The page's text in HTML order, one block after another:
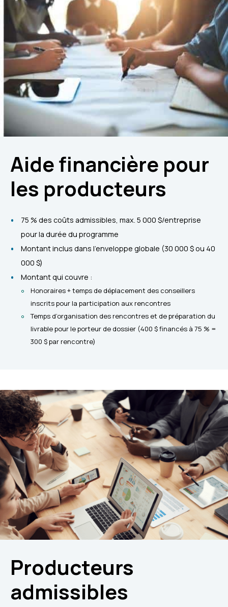
Aide financière pour
les producteurs
75 % des coûts admissibles, max. 5 000 $/entreprise
pour la durée du programme
Montant inclus dans l’enveloppe globale (30 000 $ ou 40
000 $)
Montant qui couvre :
Honoraires + temps de déplacement des conseillers
inscrits pour la participation aux rencontres
Temps d’organisation des rencontres et de préparation du
livrable pour le porteur de dossier (400 $ financés à 75 % =
300 $ par rencontre)
Producteurs
admissibles